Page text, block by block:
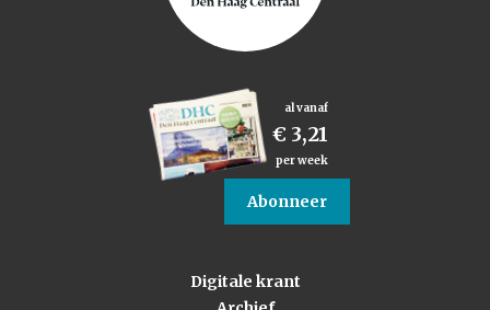
al vanaf
€ 3,21
per week
Abonneer
Digitale krant